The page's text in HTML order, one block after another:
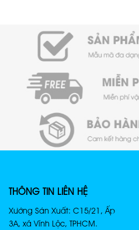
THÔNG TIN LIÊN HỆ
Xưởng Sản Xuất: C15/21, Ấp
3A, xã Vĩnh Lộc, TPHCM.